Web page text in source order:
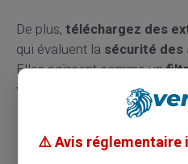
De plus, téléchargez des
qui évaluent la sécurité des
Elles agissent comme un
vous et les
arnaques
Les recours possibles
⚠️ Avis réglementaire